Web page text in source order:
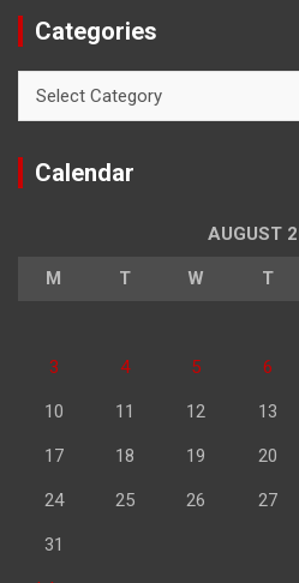
Categories
Calendar
AUGUST
M T W T
3 4 5 6
10 11 12 13
17 18 19 20
24 25 26 27
31